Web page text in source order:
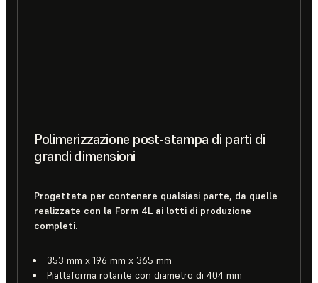
Polimerizzazione post-stampa di parti di
grandi dimensioni
Progettata per contenere qualsiasi parte, da quelle
realizzate con la Form 4L ai lotti di produzione
completi.
353 mm x 196 mm x 365 mm
Piattaforma rotante con diametro di 404 mm